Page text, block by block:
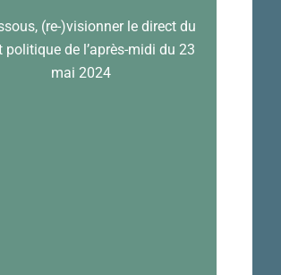
(re-)visionner le direct du
politique de l’après-midi du 23
mai 2024